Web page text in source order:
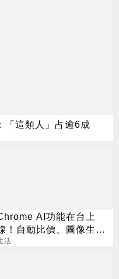
「這類人」占逾6成
AI功能在台上
！自動比價、圖像生成
身最強助理
活